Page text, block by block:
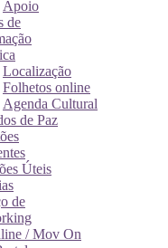
Apoio
de
Localização
Folhetos online
Agenda Cultural
de Paz
Úteis
de
/ Mov On